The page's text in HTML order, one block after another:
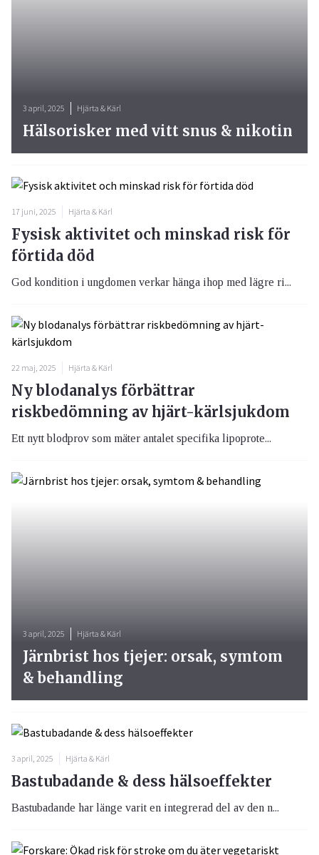
17 juni, 2025 Hjärta & Kärl
Fysisk aktivitet och minskad risk för
förtida död
God kondition i ungdomen verkar hänga ihop med lägre ri...
22 maj, 2025 Hjärta & Kärl
Ny blodanalys förbättrar
riskbedömning av hjärt-kärlsjukdom
Ett nytt blodprov som mäter antalet specifika lipoprote...
3 april, 2025 Hjärta & Kärl
Hälsorisker med vitt snus & nikotin
3 april, 2025 Hjärta & Kärl
Järnbrist hos tjejer: orsak, symtom
& behandling
3 april, 2025 Hjärta & Kärl
Bastubadande & dess hälsoeffekter
Bastubadande har länge varit en integrerad del av den n...